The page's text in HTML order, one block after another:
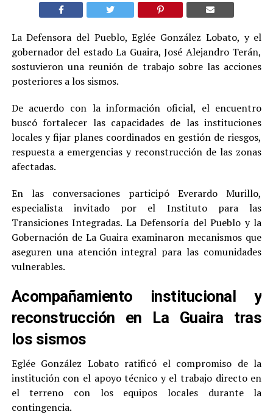
La Defensora del Pueblo, Eglée González Lobato, y el
gobernador del estado La Guaira, José Alejandro Terán,
sostuvieron una reunión de trabajo sobre las acciones
posteriores a los sismos.
De acuerdo con la información oficial, el encuentro
buscó fortalecer las capacidades de las instituciones
locales y fijar planes coordinados en gestión de riesgos,
respuesta a emergencias y reconstrucción de las zonas
afectadas.
En las conversaciones participó Everardo Murillo,
especialista invitado por el Instituto para las
Transiciones Integradas. La Defensoría del Pueblo y la
Gobernación de La Guaira examinaron mecanismos que
aseguren una atención integral para las comunidades
vulnerables.
Acompañamiento institucional y
reconstrucción en La Guaira tras
los sismos
Eglée González Lobato ratificó el compromiso de la
institución con el apoyo técnico y el trabajo directo en
el terreno con los equipos locales durante la
contingencia.